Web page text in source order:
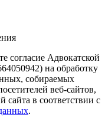
согласие Адвокатской
на обработку
собираемых
веб-сайтов,
сайта в соответствии с
.